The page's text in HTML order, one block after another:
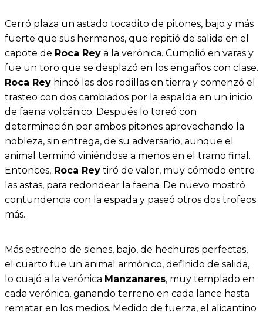
Cerró plaza un astado tocadito de pitones, bajo y más
fuerte que sus hermanos, que repitió de salida en el
capote de Roca Rey a la verónica. Cumplió en varas y
fue un toro que se desplazó en los engaños con clase.
Roca Rey hincó las dos rodillas en tierra y comenzó el
trasteo con dos cambiados por la espalda en un inicio
de faena volcánico. Después lo toreó con
determinación por ambos pitones aprovechando la
nobleza, sin entrega, de su adversario, aunque el
animal terminó viniéndose a menos en el tramo final.
Entonces, Roca Rey tiró de valor, muy cómodo entre
las astas, para redondear la faena. De nuevo mostró
contundencia con la espada y paseó otros dos trofeos
más.
Más estrecho de sienes, bajo, de hechuras perfectas,
el cuarto fue un animal armónico, definido de salida,
lo cuajó a la verónica Manzanares, muy templado en
cada verónica, ganando terreno en cada lance hasta
rematar en los medios. Medido de fuerza, el alicantino